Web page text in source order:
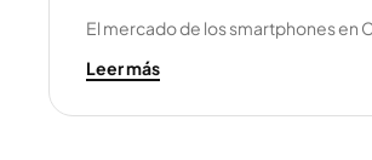
El mercado de los smartphones en
Leer más